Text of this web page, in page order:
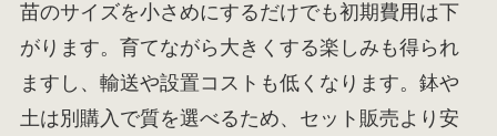
苗のサイズを小さめにするだけでも初期費用は下
がります。育てながら大きくする楽しみも得られ
ますし、輸送や設置コストも低くなります。鉢や
土は別購入で質を選べるため、セット販売より安